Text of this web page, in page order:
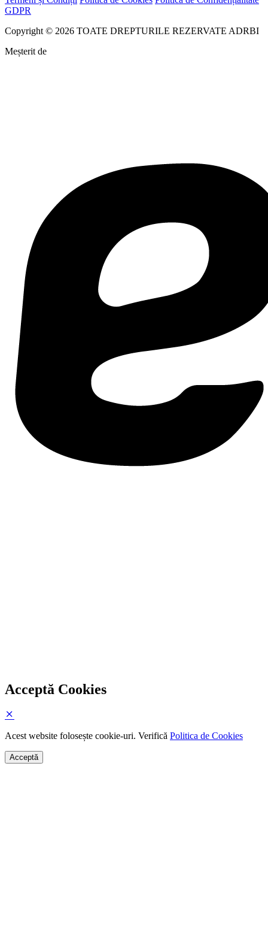
GDPR
Copyright © 2026 TOATE DREPTURILE REZERVATE ADRBI
Meșterit de
Acceptă Cookies
Acest website folosește cookie-uri. Verifică Politica de Cookies
Acceptă